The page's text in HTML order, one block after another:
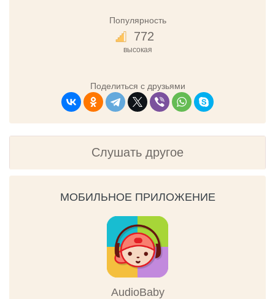
Популярность
772
высокая
Поделиться с друзьями
Слушать другое
МОБИЛЬНОЕ ПРИЛОЖЕНИЕ
AudioBaby